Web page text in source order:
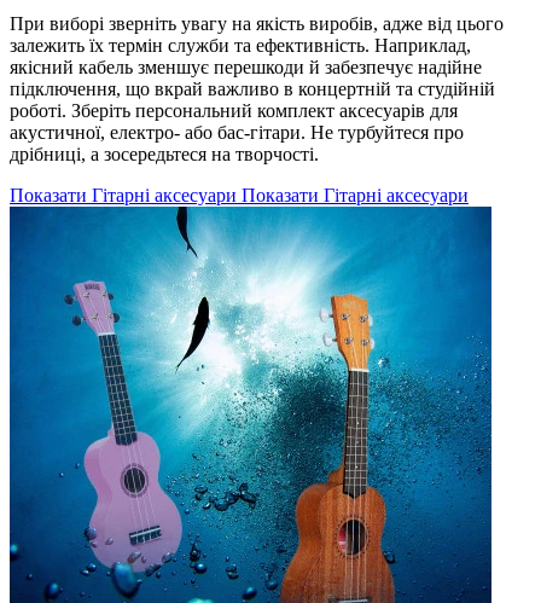
При виборі зверніть увагу на якість виробів, адже від цього
залежить їх термін служби та ефективність. Наприклад,
якісний кабель зменшує перешкоди й забезпечує надійне
підключення, що вкрай важливо в концертній та студійній
роботі. Зберіть персональний комплект аксесуарів для
акустичної, електро- або бас-гітари. Не турбуйтеся про
дрібниці, а зосередьтеся на творчості.
Показати Гітарні аксесуари Показати Гітарні аксесуари